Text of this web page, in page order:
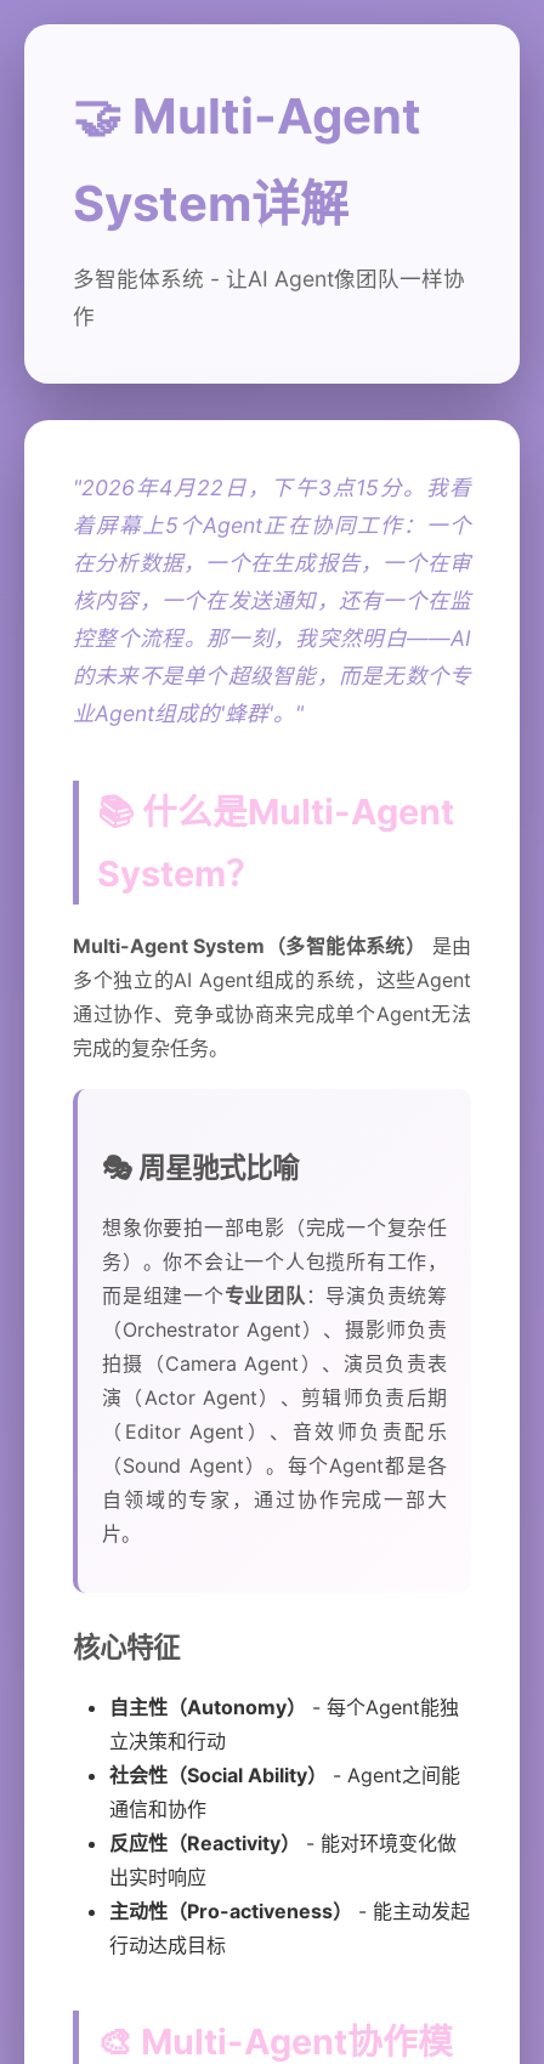
🤝 Multi-Agent
System详解
多智能体系统 - 让AI Agent像团队一样协
作
"2026年4月22日，下午3点15分。我看
着屏幕上5个Agent正在协同工作：一个
在分析数据，一个在生成报告，一个在审
核内容，一个在发送通知，还有一个在监
控整个流程。那一刻，我突然明白——AI
的未来不是单个超级智能，而是无数个专
业Agent组成的'蜂群'。"
📚 什么是Multi-Agent
System？
Multi-Agent System（多智能体系统）
是由
多个独立的AI Agent组成的系统，这些Agent
通过协作、竞争或协商来完成单个Agent无法
完成的复杂任务。
🎭 周星驰式比喻
想象你要拍一部电影（完成一个复杂任
务）。你不会让一个人包揽所有工作，
而是组建一个专业团队 ：导演负责统筹
（Orchestrator Agent）、摄影师负责
拍摄（Camera Agent）、演员负责表
演（Actor Agent）、剪辑师负责后期
（Editor Agent）、音效师负责配乐
（Sound Agent）。每个Agent都是各
自领域的专家，通过协作完成一部大
片。
核心特征
自主性（Autonomy）
- 每个Agent能独
立决策和行动
社会性（Social Ability）
- Agent之间能
通信和协作
反应性（Reactivity）
- 能对环境变化做
出实时响应
主动性（Pro-activeness）
- 能主动发起
行动达成目标
🎨 Multi-Agent协作模